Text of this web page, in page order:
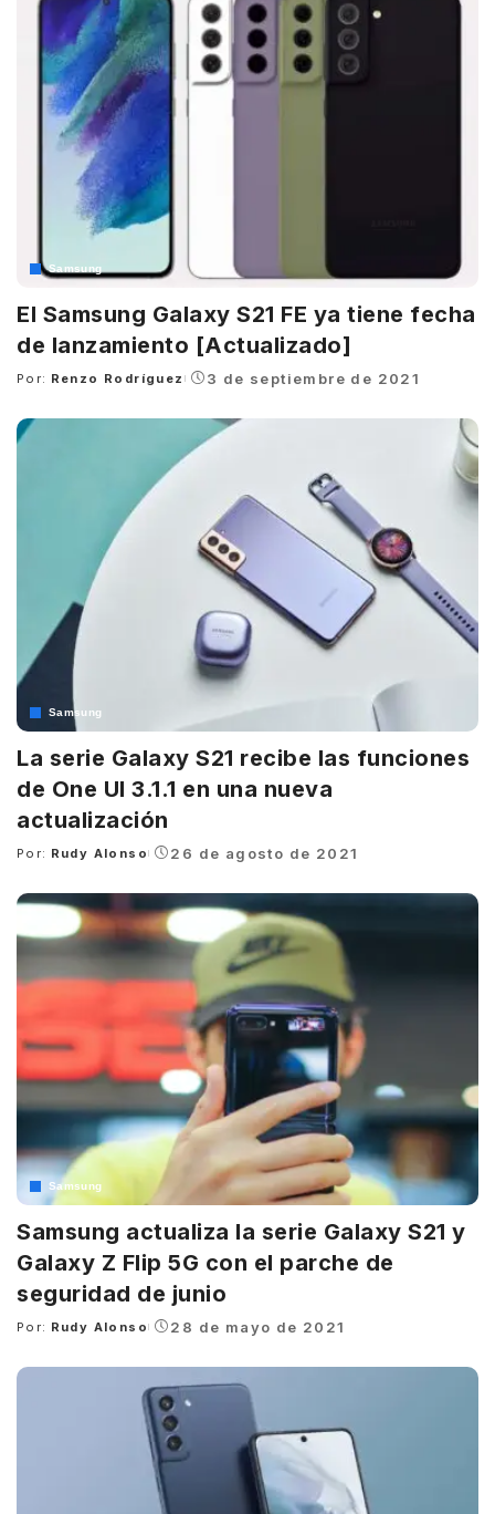
Samsung
El Samsung Galaxy S21 FE ya tiene fecha
de lanzamiento [Actualizado]
Posted
Por: Renzo Rodríguez 3 de septiembre de 2021
Samsung
La serie Galaxy S21 recibe las funciones
de One UI 3.1.1 en una nueva
actualización
Posted
Por: Rudy Alonso 26 de agosto de 2021
Samsung
Samsung actualiza la serie Galaxy S21 y
Galaxy Z Flip 5G con el parche de
seguridad de junio
Posted
Por: Rudy Alonso 28 de mayo de 2021